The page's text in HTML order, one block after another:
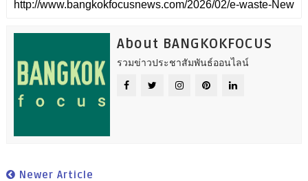
About BANGKOKFOCUS
รวมข่าวประชาสัมพันธ์ออนไลน์
Newer Article